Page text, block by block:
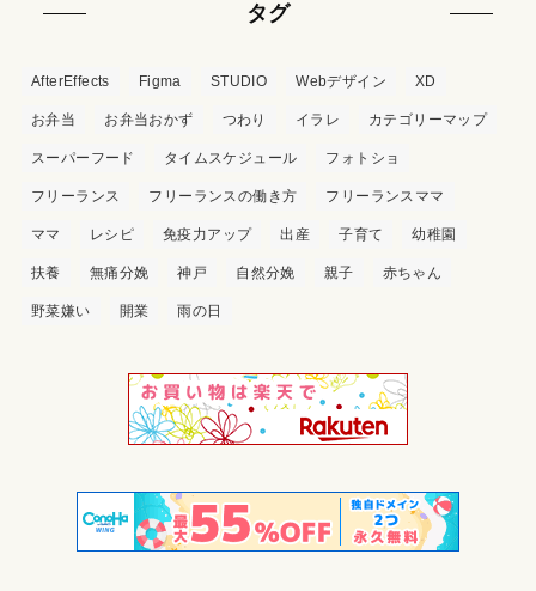
タグ
AfterEffects Figma STUDIO Webデザイン XD
お弁当 お弁当おかず つわり イラレ カテゴリーマップ
スーパーフード タイムスケジュール フォトショ
フリーランス フリーランスの働き方 フリーランスママ
ママ レシピ 免疫力アップ 出産 子育て 幼稚園
扶養 無痛分娩 神戸 自然分娩 親子 赤ちゃん
野菜嫌い 開業 雨の日